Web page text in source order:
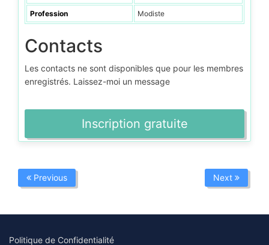
Profession Modiste
Contacts
Les contacts ne sont disponibles que pour les membres
enregistrés. Laissez-moi un message
Inscription gratuite
Previous Next
Politique de Confidentialité